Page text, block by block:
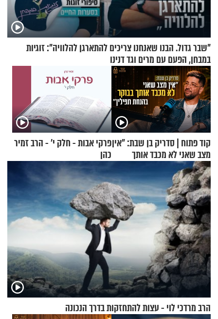
"שבר גדול. הבנו שאנחנו צריכים להתארגן להלוויה": זוגיות
במבחן, הפעם עם מרים וגד דנינו
קוד פתוח | סדריק בן שבת: "אין
מצב שאני לא מכבד אותך
בבוקר בהנחת תפילין"
פרקי אבות - חלק י’ - הרב זמיר
כהן
הרב מרדכי לוי - עצות להתחזקות בדרך הנכונה